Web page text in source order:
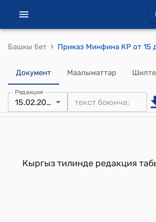
Башкы бет ›
Документ Маалыматтар
Редакция
15.02.2005
Кыргыз тилинде редакция